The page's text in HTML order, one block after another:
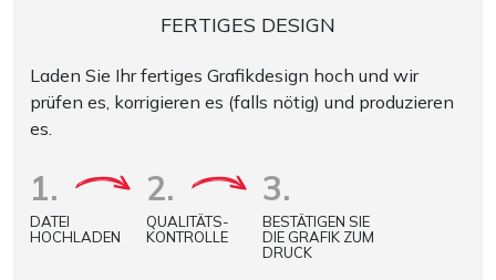
FERTIGES DESIGN
Laden Sie Ihr fertiges Grafikdesign hoch und wir
prüfen es, korrigieren es (falls nötig) und produzieren
es.
1.
DATEI
HOCHLADEN
2.
QUALITÄTS-
KONTROLLE
3.
BESTÄTIGEN SIE
DIE GRAFIK ZUM
DRUCK